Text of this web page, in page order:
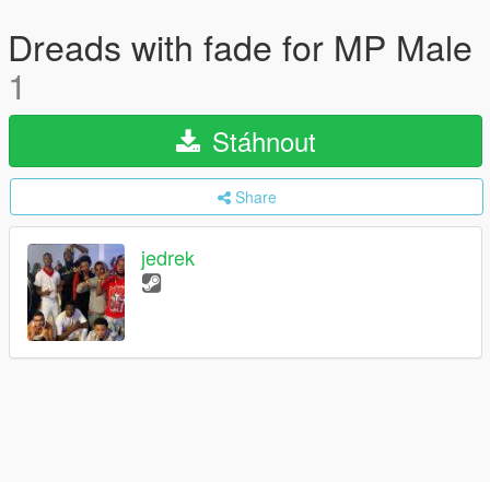
Dreads with fade for MP Male
1
Stáhnout
Share
jedrek